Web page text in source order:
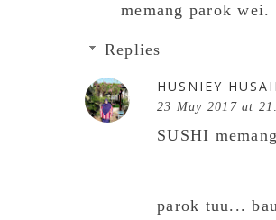
memang parok wei.
Replies
HUSNIEY
23 May 2017 at
SUSHI
parok tuu...